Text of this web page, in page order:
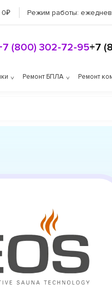
0₽ Режим работы:
(800) 302-72-95+7
Ремонт БПЛА Ремонт